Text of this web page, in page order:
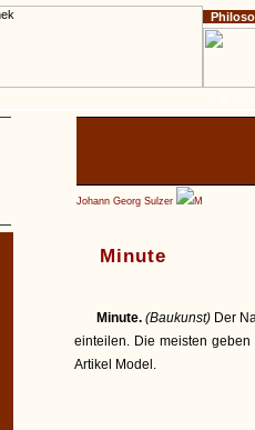
Johann Georg Sulzer M
Minute
Minute. (Baukunst) Der
einteilen. Die meisten
Artikel Model.